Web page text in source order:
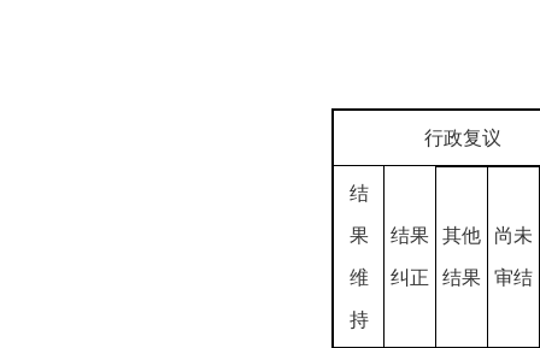
行政复议
结
果
维
持
结果
纠正
其他
结果
尚未
审结